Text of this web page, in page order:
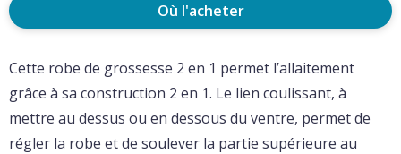
Où l'acheter
Cette robe de grossesse 2 en 1 permet l’allaitement
grâce à sa construction 2 en 1. Le lien coulissant, à
mettre au dessus ou en dessous du ventre, permet de
régler la robe et de soulever la partie supérieure au